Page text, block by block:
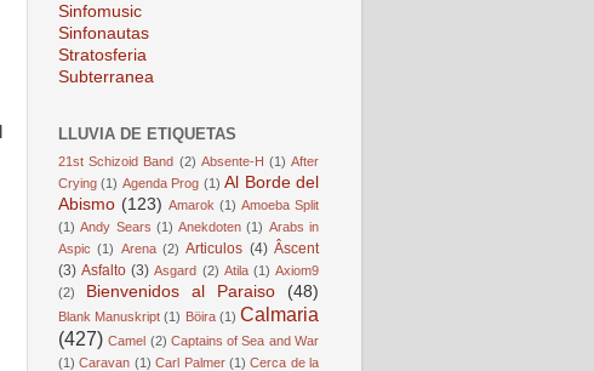
Sinfomusic
Sinfonautas
Stratosferia
Subterranea
LLUVIA DE ETIQUETAS
21st Schizoid Band (2) Absente-H (1) After
Crying (1) Agenda Prog (1) Al Borde del
Abismo (123) Amarok (1) Amoeba Split
(1) Andy Sears (1) Anekdoten (1) Arabs in
Aspic (1) Arena (2) Articulos (4) Âscent
(3) Asfalto (3) Asgard (2) Atila (1) Axiom9
(2)
Bienvenidos al Paraiso (48)
Blank Manuskript (1) Böira (1) Calmaria
(427) Camel (2) Captains of Sea and War
(1) Caravan (1) Carl Palmer (1) Cerca de la